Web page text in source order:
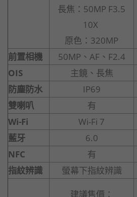
長焦：50MP F3.5
10X
原色：320MP
前置相機 50MP、AF、F2.4
OIS
主鏡、長焦
防塵防水
IP69
雙喇叭
有
Wi-Fi
Wi-Fi 7
藍牙
6.0
NFC
有
指紋辨識
螢幕下指紋辨識
建議售價：